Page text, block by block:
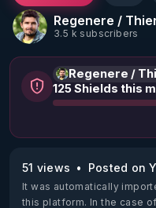
Regenere /
3.5 k subscribers
Regenere /
125 Shields this
51 views Posted on
It was automatically
this platform. In the case